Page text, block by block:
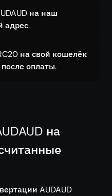
на наш
адрес.
на свой кошелёк
оплаты.
на
AUDAUD